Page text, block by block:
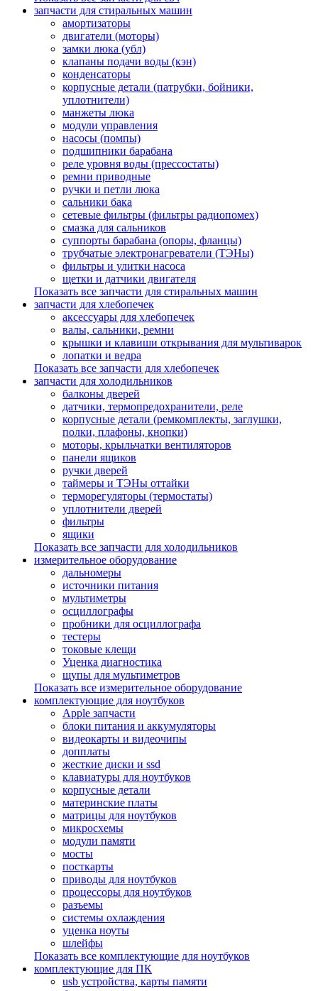
запчасти для стиральных машин
амортизаторы
двигатели (моторы)
замки люка (убл)
клапаны подачи воды (кэн)
конденсаторы
корпусные детали (патрубки, бойники,
уплотнители)
манжеты люка
модули управления
насосы (помпы)
подшипники барабана
реле уровня воды (прессостаты)
ремни приводные
ручки и петли люка
сальники бака
сетевые фильтры (фильтры радиопомех)
смазка для сальников
суппорты барабана (опоры, фланцы)
трубчатые электронагреватели (ТЭНы)
фильтры и улитки насоса
щетки и датчики двигателя
Показать все запчасти для стиральных машин
запчасти для хлебопечек
аксессуары для хлебопечек
валы, сальники, ремни
крышки и клавиши открывания для мультиварок
лопатки и ведра
Показать все запчасти для хлебопечек
запчасти для холодильников
балконы дверей
датчики, термопредохранители, реле
корпусные детали (ремкомплекты, заглушки,
полки, плафоны, кнопки)
моторы, крыльчатки вентиляторов
панели ящиков
ручки дверей
таймеры и ТЭНы оттайки
терморегуляторы (термостаты)
уплотнители дверей
фильтры
ящики
Показать все запчасти для холодильников
измерительное оборудование
дальномеры
источники питания
мультиметры
осциллографы
пробники для осциллографа
тестеры
токовые клещи
Уценка диагностика
щупы для мультиметров
Показать все измерительное оборудование
комплектующие для ноутбуков
Apple запчасти
блоки питания и аккумуляторы
видеокарты и видеочипы
допплаты
жесткие диски и ssd
клавиатуры для ноутбуков
корпусные детали
материнские платы
матрицы для ноутбуков
микросхемы
модули памяти
мосты
посткарты
приводы для ноутбуков
процессоры для ноутбуков
разъемы
системы охлаждения
уценка ноуты
шлейфы
Показать все комплектующие для ноутбуков
комплектующие для ПК
usb устройства, карты памяти